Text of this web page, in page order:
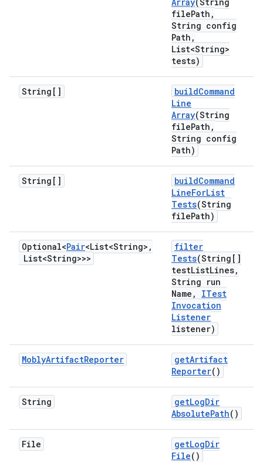
filePath ,
String config
Path ,
List<String>
tests)
String[] buildCommand
Line
Array(String
filePath ,
String config
Path)
String[] buildCommand
LineForList
Tests(String
filePath)
Optional<Pair<List<String> ,
List<String>>>
filter
Tests(String[]
testListLines,
String run
Name ,
ITest
Invocation
Listener
listener)
MoblyArtifactReporter getArtifact
Reporter()
String getLogDir
AbsolutePath()
File getLogDir
File()